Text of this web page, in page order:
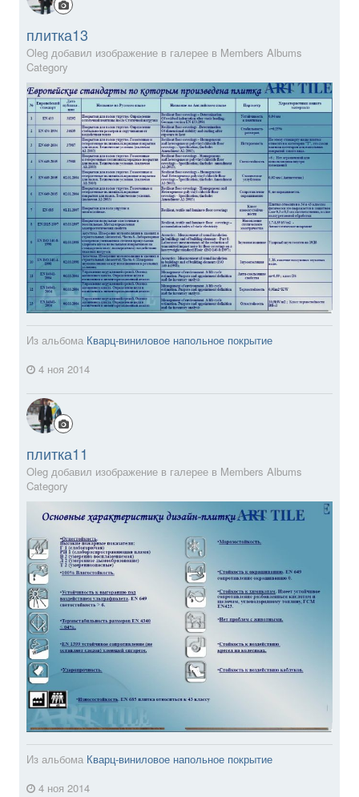
плитка13
Oleg добавил изображение в галерее в Members Albums
Category
Из альбома Кварц-виниловое напольное покрытие
4 ноя 2014
плитка11
Oleg добавил изображение в галерее в Members Albums
Category
Из альбома Кварц-виниловое напольное покрытие
4 ноя 2014